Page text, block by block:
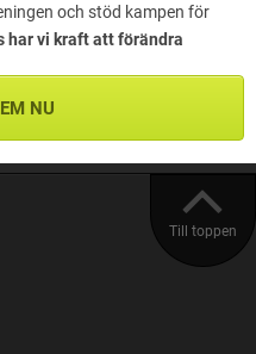
och stöd kampen för
har vi kraft att förändra
NU
Till toppen